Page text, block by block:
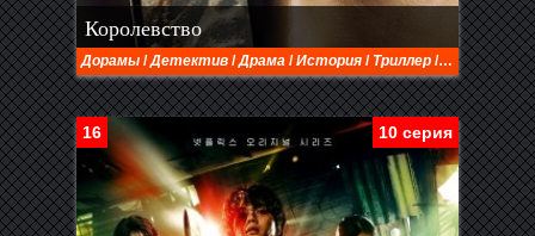
Королевство
Дорамы /Детектив /Драма /История / Триллер / Ужасы
10 серия
16